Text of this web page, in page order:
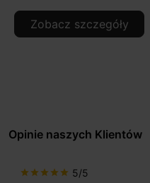
Zobacz szczegóły
Opinie naszych Klientów
star star star star star 5/5